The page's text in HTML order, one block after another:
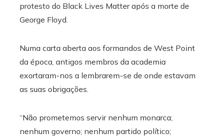
protesto do Black Lives Matter após a morte de
George Floyd.
Numa carta aberta aos formandos de West Point
da época, antigos membros da academia
exortaram-nos a lembrarem-se de onde estavam
as suas obrigações.
“Não prometemos servir nenhum monarca;
nenhum governo; nenhum partido político;